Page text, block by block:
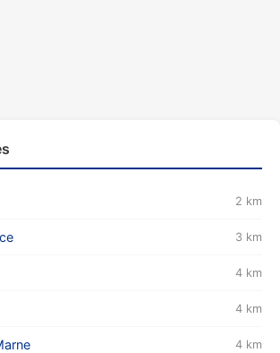
2 km
3 km
4 km
4 km
4 km